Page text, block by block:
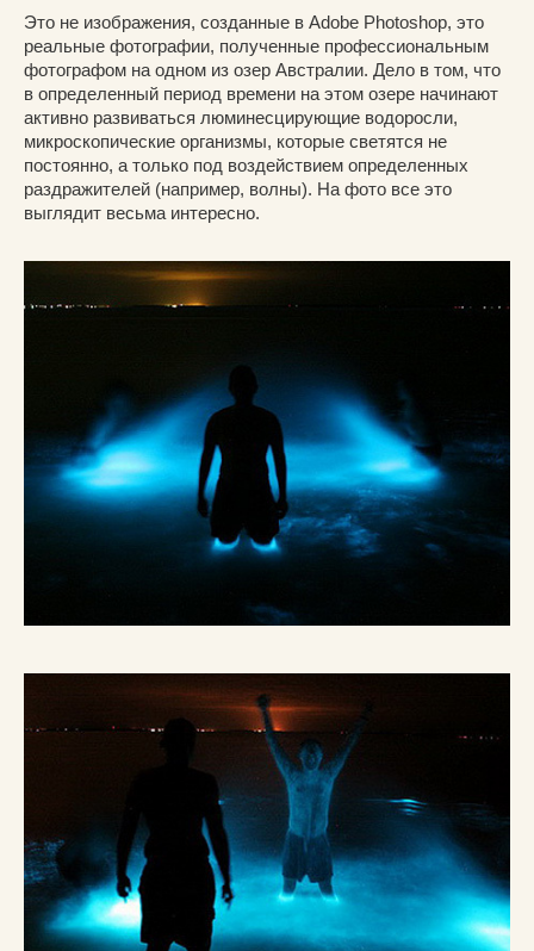
Это не изображения, созданные в Adobe Photoshop, это
реальные фотографии, полученные профессиональным
фотографом на одном из озер Австралии. Дело в том, что
в определенный период времени на этом озере начинают
активно развиваться люминесцирующие водоросли,
микроскопические организмы, которые светятся не
постоянно, а только под воздействием определенных
раздражителей (например, волны). На фото все это
выглядит весьма интересно.